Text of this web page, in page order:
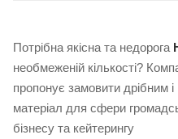
Потрібна якісна та недорога
необмеженій кількості?
пропонує замовити дрібним
матеріал для сфери
бізнесу та кейтерингу